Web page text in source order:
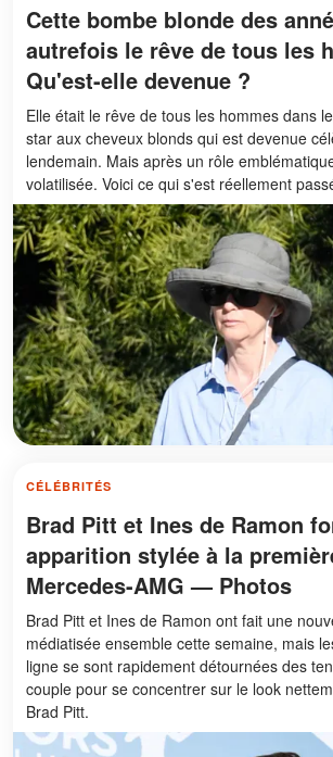
Cette bombe blonde des
autrefois le rêve de tous les
Qu'est-elle devenue ?
Elle était le rêve de tous les hommes dans
star aux cheveux blonds qui est devenue
lendemain. Mais après un rôle
volatilisée. Voici ce qui s'est réellement
CÉLÉBRITÉS
Brad Pitt et Ines de Ramon
apparition stylée à la
Mercedes-AMG — Photos
Brad Pitt et Ines de Ramon ont fait une
médiatisée ensemble cette semaine, mais
ligne se sont rapidement détournées des
couple pour se concentrer sur le look
Brad Pitt.